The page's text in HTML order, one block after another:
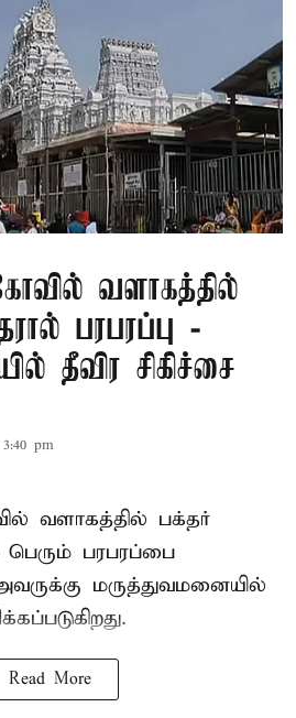
வளாகத்தில்
பரபரப்பு -
தீவிர சிகிச்சை
pm
வளாகத்தில் பக்தர்
பரபரப்பை
மருத்துவமனையில்
Read More